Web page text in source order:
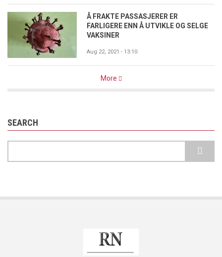
Å FRAKTE PASSASJERER ER
FARLIGERE ENN Å UTVIKLE OG SELGE
VAKSINER
Aug 22, 2021 - 13:10
More
SEARCH